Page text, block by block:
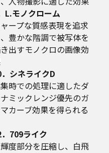
L.モノクローム
ープな質感表現を追求
豊かな階調で被写体を
出すモノクロの画像効
シネライクD
時での処理に適したダ
ミックレンジ優先のガ
カーブ効果を得られる
709ライク
度部分を圧縮し、白飛